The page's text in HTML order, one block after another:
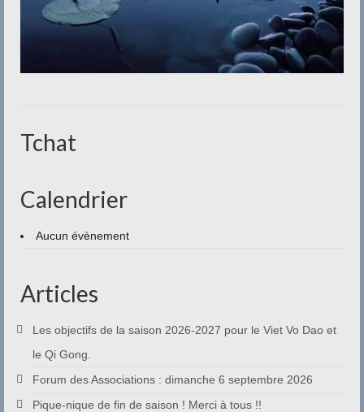
Tchat
Calendrier
Aucun évènement
Articles
Les objectifs de la saison 2026-2027 pour le Viet Vo Dao et
le Qi Gong.
Forum des Associations : dimanche 6 septembre 2026
Pique-nique de fin de saison ! Merci à tous !!